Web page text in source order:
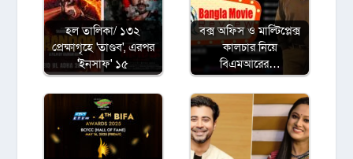
হল তালিকা/ ১৩২
প্রেক্ষাগৃহে 'তাণ্ডব', এরপর
'ইনসাফ' ১৫
বক্স অফিস ও মাল্টিপ্লেক্স
কালচার নিয়ে
বিএমআরের…